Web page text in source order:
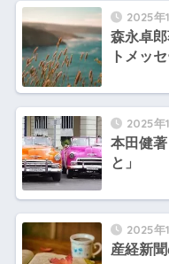
2025年
森永卓
トメッセ
2025年
本田健
と」
2025年
産経新